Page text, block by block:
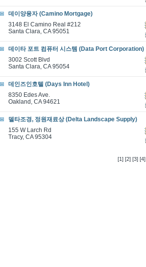
데이양융자 (Camino Mortgage)
3148 El Camino Real #212
Santa Clara, CA 95051
데이타 포트 컴퓨터 시스템 (Data Port Corporation)
3002 Scott Blvd
Santa Clara, CA 95054
데인즈인호텔 (Days Inn Hotel)
8350 Edes Ave.
Oakland, CA 94621
델타조경, 정원재료상 (Delta Landscape Supply)
155 W Larch Rd
Tracy, CA 95304
[1] [2] [3] [4]